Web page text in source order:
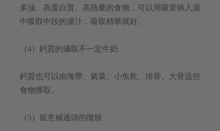
多油、高蛋白質、高熱量的食物，可以用吸管插入湯
中吸取中段的湯汁，吸取精華就好。
（4）鈣質的攝取不一定牛奶
鈣質也可以由海帶、紫菜、小魚乾、排骨、大骨這些
食物獲取。
（5）留意補過頭的徵狀